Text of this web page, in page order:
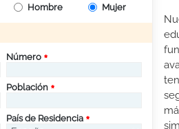
Hombre
Mujer
Número
Población
País de Residencia